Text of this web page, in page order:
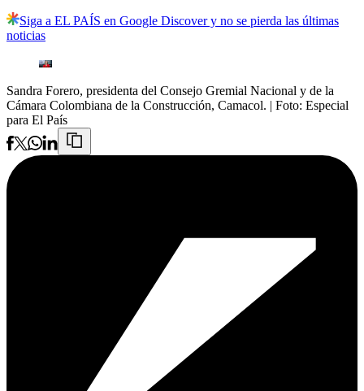
Siga a EL PAÍS en Google Discover y no se pierda las últimas
noticias
Sandra Forero, presidenta del Consejo Gremial Nacional y de la
Cámara Colombiana de la Construcción, Camacol. | Foto: Especial
para El País